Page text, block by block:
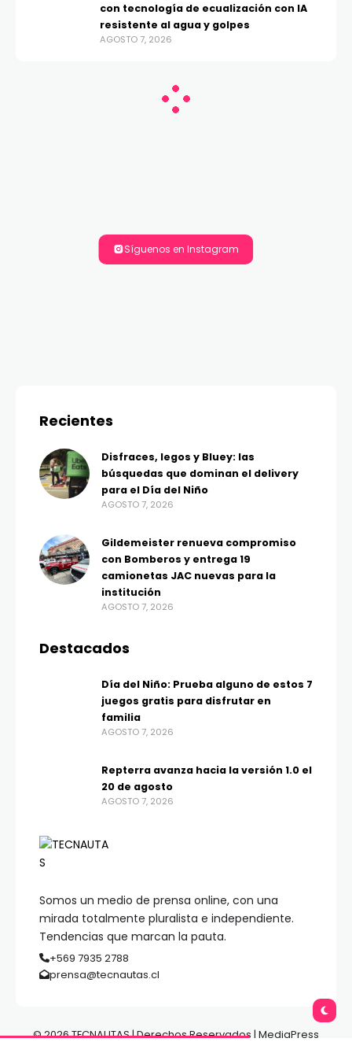
con tecnología de ecualización con IA
resistente al agua y golpes
AGOSTO 7, 2026
Síguenos en Instagram
Somos un medio de prensa online, con una
mirada totalmente pluralista e independiente.
Tendencias que marcan la pauta.
+569 7935 2788
prensa@tecnautas.cl
Recientes
Disfraces, legos y Bluey: las
búsquedas que dominan el delivery
para el Día del Niño
AGOSTO 7, 2026
Gildemeister renueva compromiso
con Bomberos y entrega 19
camionetas JAC nuevas para la
institución
AGOSTO 7, 2026
Destacados
Día del Niño: Prueba alguno de estos 7
juegos gratis para disfrutar en
familia
AGOSTO 7, 2026
Repterra avanza hacia la versión 1.0 el
20 de agosto
AGOSTO 7, 2026
© 2026 TECNAUTAS | Derechos Reservados | MediaPress